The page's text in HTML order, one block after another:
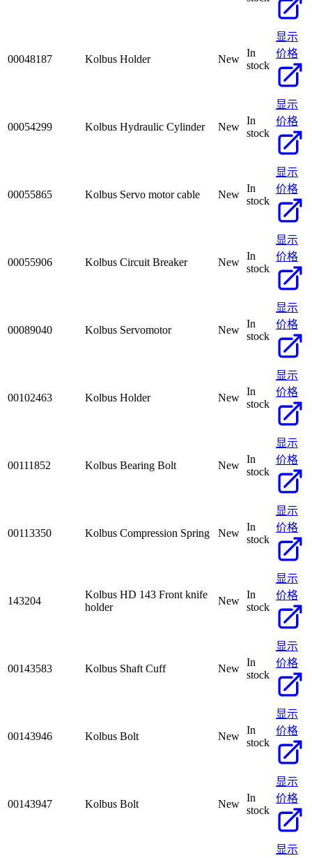
00048187 Kolbus Holder New
In
stock
显示
价格
00054299 Kolbus Hydraulic Cylinder New
In
stock
显示
价格
00055865 Kolbus Servo motor cable New
In
stock
显示
价格
00055906 Kolbus Circuit Breaker New
In
stock
显示
价格
00089040 Kolbus Servomotor New
In
stock
显示
价格
00102463 Kolbus Holder New
In
stock
显示
价格
00111852 Kolbus Bearing Bolt New
In
stock
显示
价格
00113350 Kolbus Compression Spring New
In
stock
显示
价格
143204
Kolbus HD 143 Front knife
holder
New
In
stock
显示
价格
00143583 Kolbus Shaft Cuff New
In
stock
显示
价格
00143946 Kolbus Bolt New
In
stock
显示
价格
00143947 Kolbus Bolt New
In
stock
显示
价格
显示